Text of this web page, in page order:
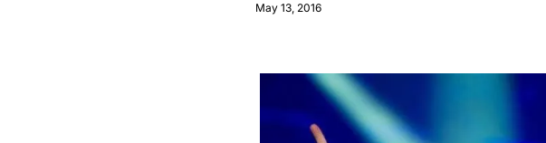
May 13, 2016